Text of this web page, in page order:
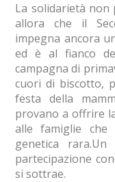
La solidarietà non
allora che il
impegna ancora
ed è al fianco
campagna di
cuori di biscotto,
festa della
provano a offrire
alle famiglie che
genetica
partecipazione
si sottrae.